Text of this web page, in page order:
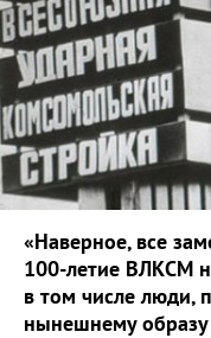
«Наверное, все
100-летие ВЛКСМ
в том числе люди,
нынешнему